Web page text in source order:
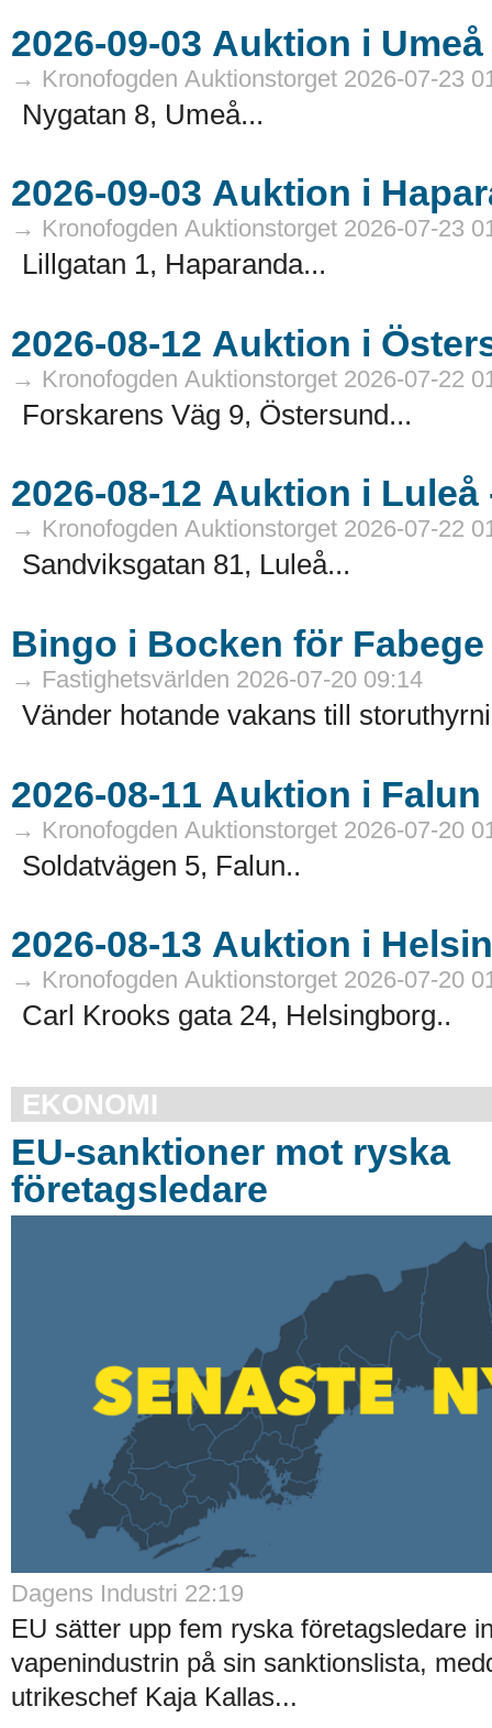
→ Kronofogden Auktionstorget 2026-07-23
Nygatan 8, Umeå...
→ Kronofogden Auktionstorget 2026-07-23
Lillgatan 1, Haparanda...
→ Kronofogden Auktionstorget 2026-07-22
Forskarens Väg 9, Östersund...
→ Kronofogden Auktionstorget 2026-07-22
Sandviksgatan 81, Luleå...
Bingo i Bocken för Fabege
→ Fastighetsvärlden 2026-07-20 09:14
Vänder hotande vakans till
→ Kronofogden Auktionstorget 2026-07-20
Soldatvägen 5, Falun..
→ Kronofogden Auktionstorget 2026-07-20
Carl Krooks gata 24, Helsingborg..
EKONOMI
EU-sanktioner mot ryska
företagsledare
Dagens Industri 22:19
EU sätter upp fem ryska företagsledare
vapenindustrin på sin sanktionslista,
utrikeschef Kaja Kallas...